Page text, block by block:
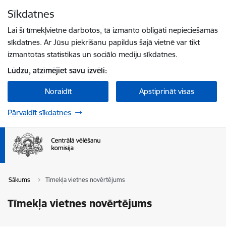
Sīkdatnes
Lai šī tīmekļvietne darbotos, tā izmanto obligāti nepieciešamās
sīkdatnes. Ar Jūsu piekrišanu papildus šajā vietnē var tikt
izmantotas statistikas un sociālo mediju sīkdatnes.
Lūdzu, atzīmējiet savu izvēli:
Noraidīt Apstiprināt visas
Pārvaldīt sīkdatnes
Sākums Tīmekļa vietnes novērtējums
Tīmekļa vietnes novērtējums